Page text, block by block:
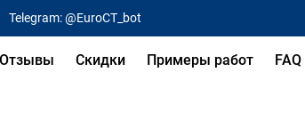
Telegram: @EuroCT_bot
Отзывы Скидки Примеры работ FAQ